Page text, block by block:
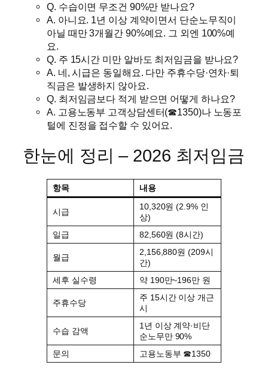
Q. 수습이면 무조건 90%만 받나요?
A. 아니요. 1년 이상 계약이면서 단순노무직이
아닐 때만 3개월간 90%예요. 그 외엔 100%예
요.
Q. 주 15시간 미만 알바도 최저임금을 받나요?
A. 네, 시급은 동일해요. 다만 주휴수당·연차·퇴
직금은 발생하지 않아요.
Q. 최저임금보다 적게 받으면 어떻게 하나요?
A. 고용노동부 고객상담센터(☎1350)나 노동포
털에 진정을 접수할 수 있어요.
한눈에 정리 – 2026 최저임금
항목 내용
시급
10,320원 (2.9% 인
상)
일급
82,560원 (8시간)
월급
2,156,880원 (209시
간)
세후 실수령
약 190만~196만 원
주휴수당
주 15시간 이상 개근
시
수습 감액
1년 이상 계약·비단
순노무만 90%
문의
고용노동부 ☎1350